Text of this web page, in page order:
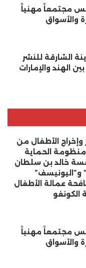
مجتمعاً مهنياً
والأسواق
الشارقة للنشر
الهند والإمارات
الأطفال من
منظومة الحماية
خالد بن سلطان
و”اليونيسف”
عمالة الأطفال
مجتمعاً مهنياً
والأسواق